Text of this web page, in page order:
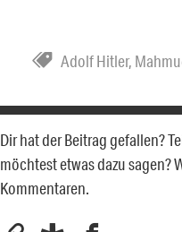
Adolf Hitler,
Dir hat der Beitrag gefallen?
möchtest etwas dazu sagen?
Kommentaren.